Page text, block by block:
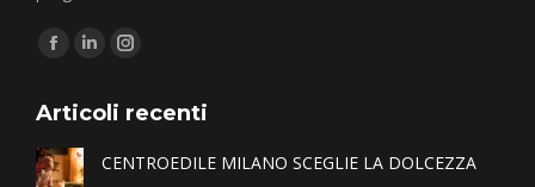
Find us on:
Articoli recenti
CENTROEDILE MILANO SCEGLIE LA DOLCEZZA